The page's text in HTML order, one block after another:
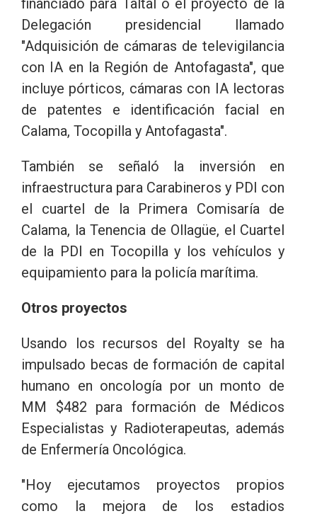
financiado para Taltal o el proyecto de la
Delegación presidencial llamado
"Adquisición de cámaras de televigilancia
con IA en la Región de Antofagasta", que
incluye pórticos, cámaras con IA lectoras
de patentes e identificación facial en
Calama, Tocopilla y Antofagasta".
También se señaló la inversión en
infraestructura para Carabineros y PDI con
el cuartel de la Primera Comisaría de
Calama, la Tenencia de Ollagüe, el Cuartel
de la PDI en Tocopilla y los vehículos y
equipamiento para la policía marítima.
Otros proyectos
Usando los recursos del Royalty se ha
impulsado becas de formación de capital
humano en oncología por un monto de
MM $482 para formación de Médicos
Especialistas y Radioterapeutas, además
de Enfermería Oncológica.
"Hoy ejecutamos proyectos propios
como la mejora de los estadios